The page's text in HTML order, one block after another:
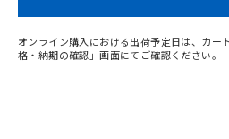
オンライン購入における出荷予定日は、カー
格・納期の確認」画面にてご確認ください。